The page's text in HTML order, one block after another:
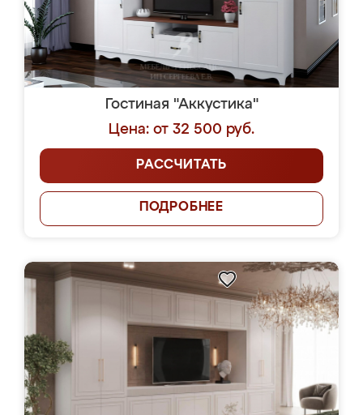
Гостиная "Аккустика"
Цена: от 32 500 руб.
РАССЧИТАТЬ
ПОДРОБНЕЕ